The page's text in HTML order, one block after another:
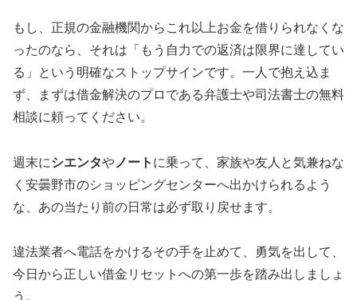
もし、正規の金融機関からこれ以上お金を借りられなくな
ったのなら、それは「もう自力での返済は限界に達してい
る」という明確なストップサインです。一人で抱え込ま
ず、まずは借金解決のプロである弁護士や司法書士の無料
相談に頼ってください。
週末にシエンタや ノート に乗って、家族や友人と気兼ねな
く安曇野市のショッピングセンターへ出かけられるよう
な、あの当たり前の日常は必ず取り戻せます。
違法業者へ電話をかけるその手を止めて、勇気を出して、
今日から正しい借金リセットへの第一歩を踏み出しましょ
う。